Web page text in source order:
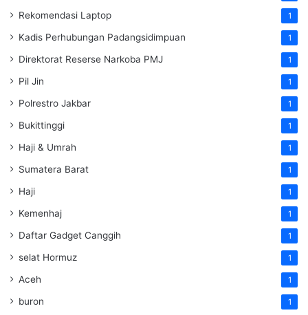
Rekomendasi Laptop 1
Kadis Perhubungan Padangsidimpuan 1
Direktorat Reserse Narkoba PMJ 1
Pil Jin 1
Polrestro Jakbar 1
Bukittinggi 1
Haji & Umrah 1
Sumatera Barat 1
Haji 1
Kemenhaj 1
Daftar Gadget Canggih 1
selat Hormuz 1
Aceh 1
buron 1